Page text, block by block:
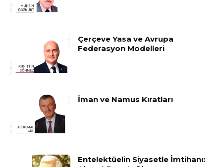
Çerçeve Yasa ve Avrupa
Federasyon Modelleri
İman ve Namus Kıratları
Entelektüelin Siyasetle İmtihanı: